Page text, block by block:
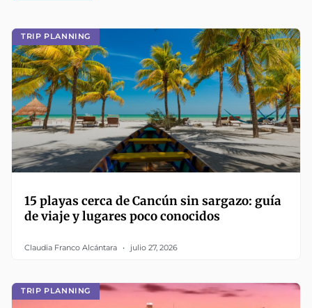
TRIP PLANNING
15 playas cerca de Cancún sin sargazo: guía
de viaje y lugares poco conocidos
Claudia Franco Alcántara julio 27, 2026
TRIP PLANNING